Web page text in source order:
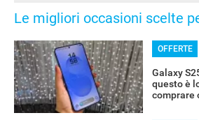
Le migliori occasioni scelte
OFFERTE
Galaxy
questo è
comprare